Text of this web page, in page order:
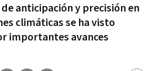
anticipación y precisión en
climáticas se ha visto
importantes avances